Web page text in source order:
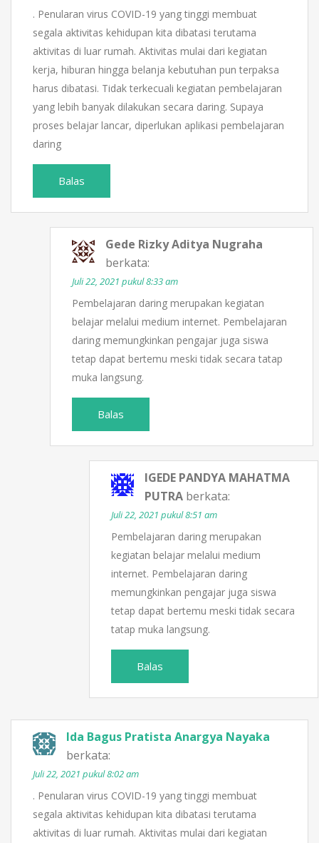
. Penularan virus COVID-19 yang tinggi membuat
segala aktivitas kehidupan kita dibatasi terutama
aktivitas di luar rumah. Aktivitas mulai dari kegiatan
kerja, hiburan hingga belanja kebutuhan pun terpaksa
harus dibatasi. Tidak terkecuali kegiatan pembelajaran
yang lebih banyak dilakukan secara daring. Supaya
proses belajar lancar, diperlukan aplikasi pembelajaran
daring
Balas
Gede Rizky Aditya Nugraha
berkata:
Juli 22, 2021 pukul 8:33 am
Pembelajaran daring merupakan kegiatan
belajar melalui medium internet. Pembelajaran
daring memungkinkan pengajar juga siswa
tetap dapat bertemu meski tidak secara tatap
muka langsung.
Balas
IGEDE PANDYA MAHATMA
PUTRA berkata:
Juli 22, 2021 pukul 8:51 am
Pembelajaran daring merupakan
kegiatan belajar melalui medium
internet. Pembelajaran daring
memungkinkan pengajar juga siswa
tetap dapat bertemu meski tidak secara
tatap muka langsung.
Balas
Ida Bagus Pratista Anargya Nayaka
berkata:
Juli 22, 2021 pukul 8:02 am
. Penularan virus COVID-19 yang tinggi membuat
segala aktivitas kehidupan kita dibatasi terutama
aktivitas di luar rumah. Aktivitas mulai dari kegiatan